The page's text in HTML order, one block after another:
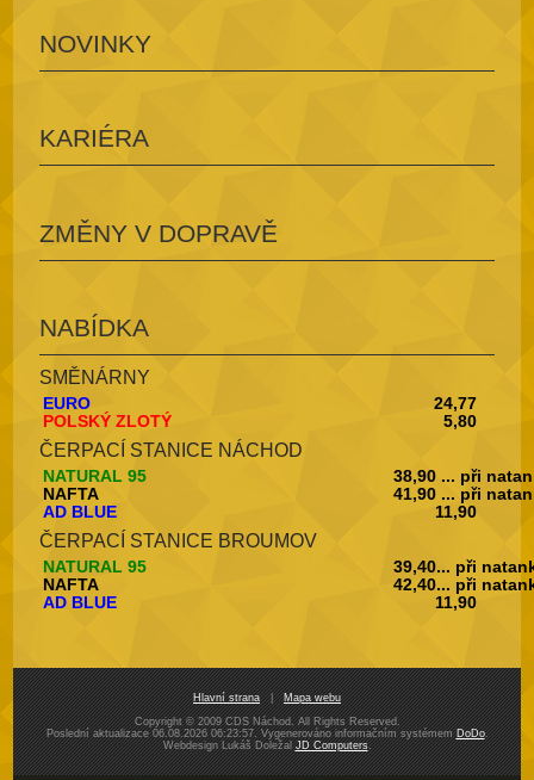
NOVINKY
KARIÉRA
ZMĚNY V DOPRAVĚ
NABÍDKA
SMĚNÁRNY
EURO
24,77
POLSKÝ ZLOTÝ
5,80
ČERPACÍ STANICE NÁCHOD
NATURAL 95
38,90 ... při
NAFTA
41,90 ... při
AD BLUE
11,90
ČERPACÍ STANICE BROUMOV
NATURAL 95
39,40... při
NAFTA
42,40... při
AD BLUE
11,90
Hlavní strana|Mapa webu
Copyright © 2009 CDS Náchod. All Rights Reserved.
Poslední aktualizace 06.08.2026 06:23:57. Vygenerováno informačním systémemDoDo.
Webdesign Lukáš DoležalJD Computers.